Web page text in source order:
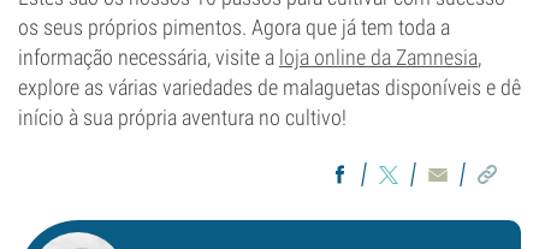
os seus próprios pimentos. Agora que já tem toda a
informação necessária, visite a loja online da Zamnesia,
explore as várias variedades de malaguetas disponíveis e dê
início à sua própria aventura no cultivo!